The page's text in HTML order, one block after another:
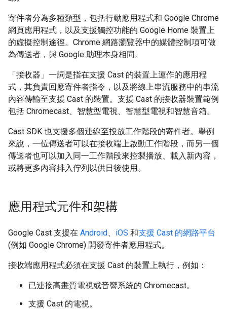
寄件者分為多種類型，包括行動應用程式和 Google Chrome
網頁應用程式，以及支援觸控功能的 Google Home 裝置上
的虛擬控制途徑。Chrome 網路瀏覽器中的媒體控制項可做
為傳送者，與 Google 助理本身相同。
「接收器」 一詞是指在支援 Cast 的裝置上運作的應用程
式，其負責回應寄件者指令，以及將線上串流服務中的串流
內容傳輸至支援 Cast 的裝置。支援 Cast 的接收器裝置範例
包括 Chromecast、智慧型電視、智慧型電視和智慧音箱。
Cast SDK 也支援多個連線至投放工作階段的寄件者。舉例
來說，一位傳送者可以在接收端上啟動工作階段，而另一個
傳送者也可以加入同一工作階段來控製播放、載入新內容，
或將更多內容排入佇列以供日後使用。
應用程式元件和架構
Google Cast 支援在 Android、 iOS 和支援 Cast 的網路平台
(例如 Google Chrome) 開發寄件者應用程式。
接收端應用程式必須在支援 Cast 的裝置上執行，例如：
已連接高畫質電視或音響系統的 Chromecast。
支援 Cast 的電視。